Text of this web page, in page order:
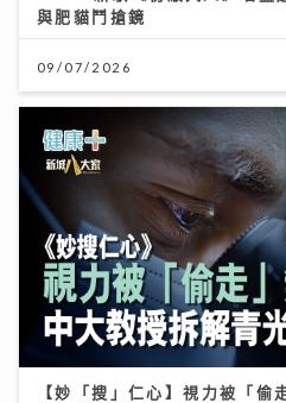
與肥貓鬥搶鏡
09/07/2026
【妙「搜」仁心】視力被「偷